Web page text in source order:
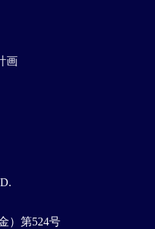
）第524号
画